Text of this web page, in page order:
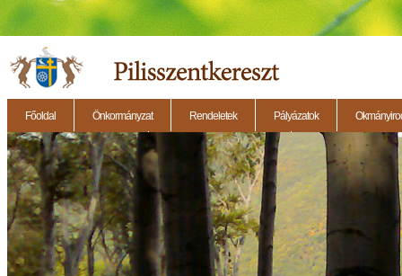
Főoldal Önkormányzat Rendeletek Pályázatok
2014.11.27. - Testületi ülés 2014.12.28. - Testületi ülés 2014.11.13. - Testületi